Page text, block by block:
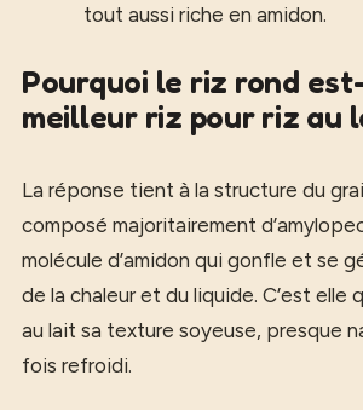
tout aussi riche en amidon.
Pourquoi le riz rond
meilleur riz pour riz au
La réponse tient à la structure du
composé majoritairement
molécule d’amidon qui gonfle et se
de la chaleur et du liquide. C’est elle
au lait sa texture soyeuse, presque
fois refroidi.